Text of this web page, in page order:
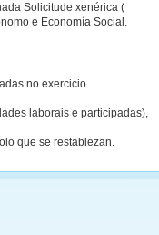
Solicitude xenérica (
e Economía Social.
no exercicio
laborais e participadas),
que se restablezan.